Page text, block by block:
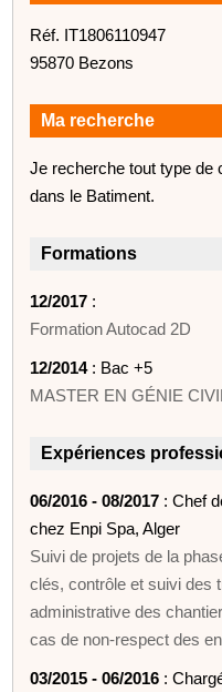
Réf. IT1806110947
95870 Bezons
Ma recherche
Je recherche tout type de
dans le Batiment.
Formations
12/2017 :
Formation Autocad 2D
12/2014: Bac +5
MASTER EN GÉNIE
Expériences
06/2016 - 08/2017 : Chef
chez Enpi Spa, Alger
Suivi de projets de la
clés, contrôle et suivi des
administrative des
cas de non-respect des
03/2015 - 06/2016 :